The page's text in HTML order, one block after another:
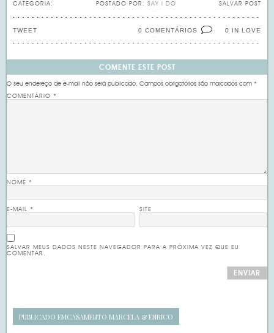
CATEGORIA: SALVAR POST
POSTADO POR: SAY I DO
0 IN LOVE
0 COMENTÁRIOS
TWEET
COMENTE ESTE POST
O seu endereço de e-mail não será publicado. Campos obrigatórios são marcados com*
COMENTÁRIO*
NOME*
E-MAIL* SITE
SALVAR MEUS DADOS NESTE NAVEGADOR PARA A PRÓXIMA VEZ QUE EU
COMENTAR.
PUBLICADO EMCASAMENTO MARCELA & ENRICO